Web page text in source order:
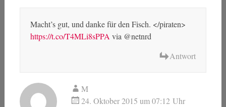
Macht’s gut, und danke für den Fisch. </piraten>
https://t.co/T4MLi8sPPA via @netnrd
Antwort
M
24. Oktober 2015 um 07:12 Uhr